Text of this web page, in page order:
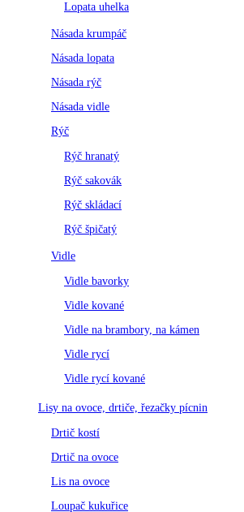
Lopata uhelka
Násada krumpáč
Násada lopata
Násada rýč
Násada vidle
Rýč
Rýč hranatý
Rýč sakovák
Rýč skládací
Rýč špičatý
Vidle
Vidle bavorky
Vidle kované
Vidle na brambory, na kámen
Vidle rycí
Vidle rycí kované
Lisy na ovoce, drtiče, řezačky pícnin
Drtič kostí
Drtič na ovoce
Lis na ovoce
Loupač kukuřice